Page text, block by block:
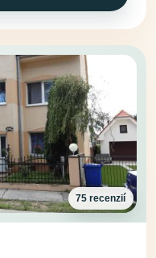
75 recenzií